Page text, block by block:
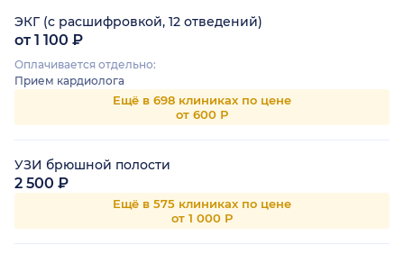
ЭКГ (с расшифровкой, 12 отведений)
от 1 100 ₽
Оплачивается отдельно:
Прием кардиолога
Ещё в 698 клиниках по цене
от 600 Р
УЗИ брюшной полости
2 500 ₽
Ещё в 575 клиниках по цене
от 1 000 Р